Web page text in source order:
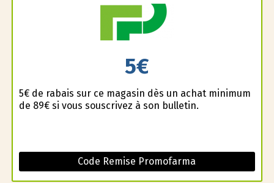
5€
5€ de rabais sur ce magasin dès un achat minimum
de 89€ si vous souscrivez à son bulletin.
Code Remise Promofarma